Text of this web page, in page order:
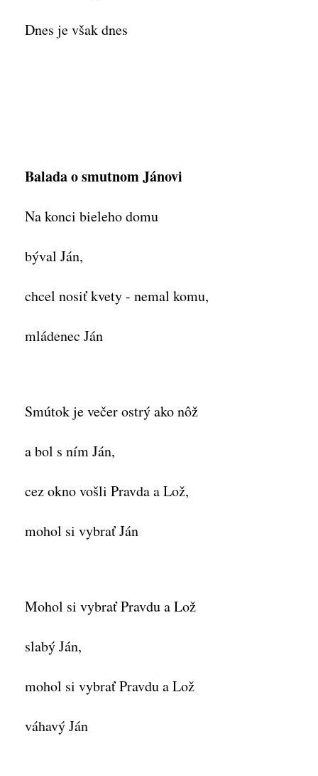
Dnes je však dnes
Balada o smutnom Jánovi
Na konci bieleho domu
býval Ján,
chcel nosiť kvety - nemal komu,
mládenec Ján
Smútok je večer ostrý ako nôž
a bol s ním Ján,
cez okno vošli Pravda a Lož,
mohol si vybrať Ján
Mohol si vybrať Pravdu a Lož
slabý Ján,
mohol si vybrať Pravdu a Lož
váhavý Ján